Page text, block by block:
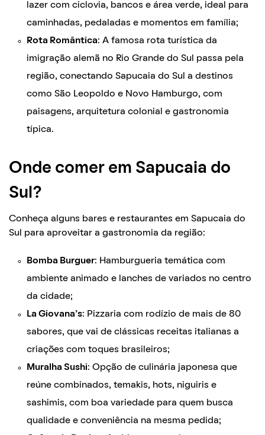
lazer com ciclovia, bancos e área verde, ideal para
caminhadas, pedaladas e momentos em família;
Rota Romântica: A famosa rota turística da
imigração alemã no Rio Grande do Sul passa pela
região, conectando Sapucaia do Sul a destinos
como São Leopoldo e Novo Hamburgo, com
paisagens, arquitetura colonial e gastronomia
típica.
Onde comer em Sapucaia do
Sul?
Conheça alguns bares e restaurantes em Sapucaia do
Sul para aproveitar a gastronomia da região:
Bomba Burguer: Hamburgueria temática com
ambiente animado e lanches de variados no centro
da cidade;
La Giovana’s: Pizzaria com rodízio de mais de 80
sabores, que vai de clássicas receitas italianas a
criações com toques brasileiros;
Muralha Sushi: Opção de culinária japonesa que
reúne combinados, temakis, hots, niguiris e
sashimis, com boa variedade para quem busca
qualidade e conveniência na mesma pedida;